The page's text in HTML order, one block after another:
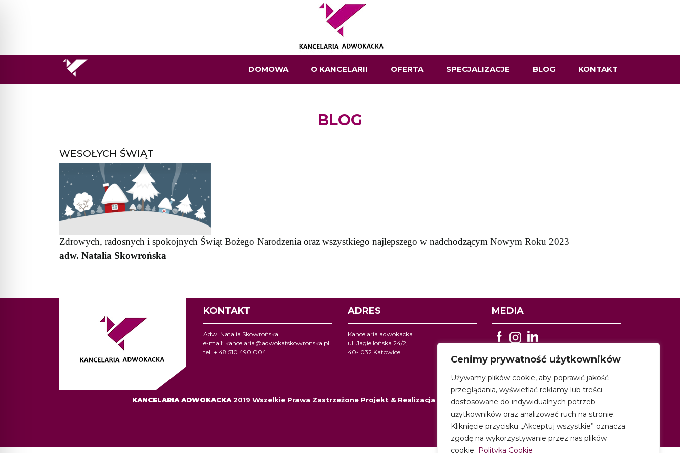
Cenimy prywatność użytkowników
Używamy plików cookie, aby poprawić jakość
przeglądania, wyświetlać reklamy lub treści
dostosowane do indywidualnych potrzeb
użytkowników oraz analizować ruch na stronie.
Kliknięcie przycisku „Akceptuj wszystkie” oznacza
zgodę na wykorzystywanie przez nas plików
cookie. Polityka Cookie
DOMOWA O KANCELARII OFERTA SPECJALIZACJE BLOG KONTAKT
BLOG
WESOŁYCH ŚWIĄT
Zdrowych, radosnych i spokojnych Świąt Bożego Narodzenia oraz wszystkiego najlepszego w nadchodzącym Nowym Roku 2023
adw. Natalia Skowrońska
KONTAKT
Adw. Natalia Skowrońska
e-mail: kancelaria@adwokatskowronska.pl
tel. + 48 510 490 004
ADRES
Kancelaria adwokacka
ul. Jagiellońska 24/2,
40- 032 Katowice
MEDIA
KANCELARIA ADWOKACKA 2019 Wszelkie Prawa Zastrzeżone Projekt & Realizacja Strony www Katowice